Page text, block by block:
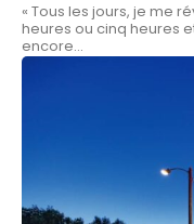
« Tous les jours, je me
heures ou cinq heures
encore...